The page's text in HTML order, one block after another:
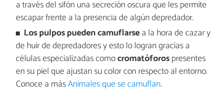
a través del sifón una secreción oscura que les permite
escapar frente a la presencia de algún depredador.
Los pulpos pueden camuflarsea la hora de cazar y
de huir de depredadores y esto lo logran gracias a
células especializadas comocromatóforospresentes
en su piel que ajustan su color con respecto al entorno.
Conoce a másAnimales que se camuflan.